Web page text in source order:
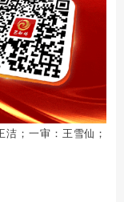
洁；一审：王雪仙；